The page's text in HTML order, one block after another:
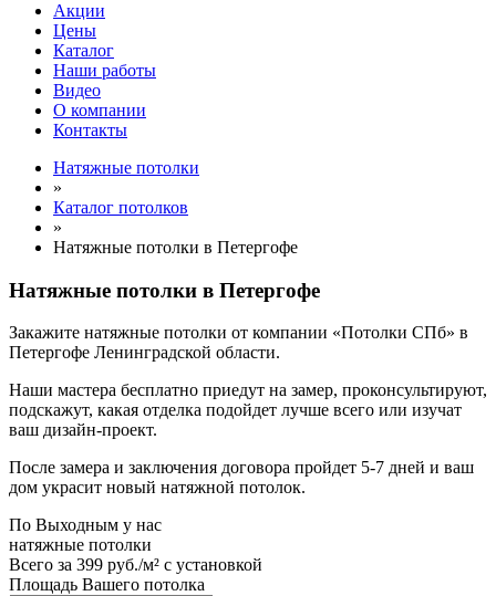
Акции
Цены
Каталог
Наши работы
Видео
О компании
Контакты
Натяжные потолки
»
Каталог потолков
»
Натяжные потолки в Петергофе
Натяжные потолки в Петергофе
Закажите натяжные потолки от компании «Потолки СПб» в
Петергофе Ленинградской области.
Наши мастера бесплатно приедут на замер, проконсультируют,
подскажут, какая отделка подойдет лучше всего или изучат
ваш дизайн-проект.
После замера и заключения договора пройдет 5-7 дней и ваш
дом украсит новый натяжной потолок.
По Выходным у нас
натяжные потолки
Всего за 399 руб./м² с установкой
Площадь Вашего потолка